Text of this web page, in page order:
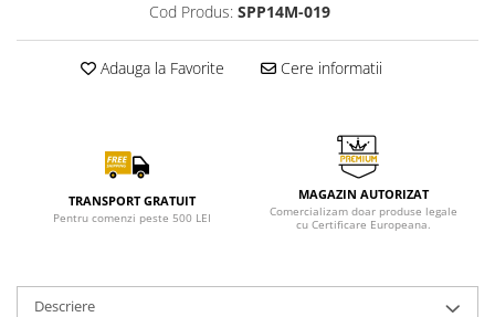
Cod Produs: SPP14M-019
Adauga la Favorite Cere informatii
TRANSPORT GRATUIT
Pentru comenzi peste 500 LEI
MAGAZIN AUTORIZAT
Comercializam doar produse legale
cu Certificare Europeana.
Descriere